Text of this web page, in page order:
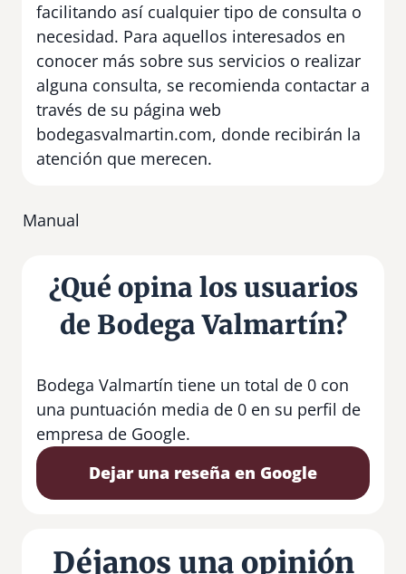
facilitando así cualquier tipo de consulta o
necesidad. Para aquellos interesados en
conocer más sobre sus servicios o realizar
alguna consulta, se recomienda contactar a
través de su página web
bodegasvalmartin.com, donde recibirán la
atención que merecen.
Manual
¿Qué opina los usuarios
de Bodega Valmartín?
Bodega Valmartín tiene un total de 0 con
una puntuación media de 0 en su perfil de
empresa de Google.
Dejar una reseña en Google
Déjanos una opinión